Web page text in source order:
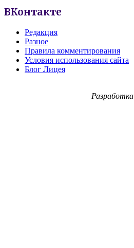
ВКонтакте
Редакция
Разное
Правила комментирования
Условия использования сайта
Блог Лицея
Разработка